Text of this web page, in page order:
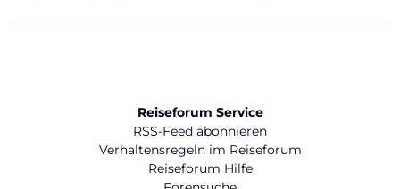
Reiseforum Service
RSS-Feed abonnieren
Verhaltensregeln im Reiseforum
Reiseforum Hilfe